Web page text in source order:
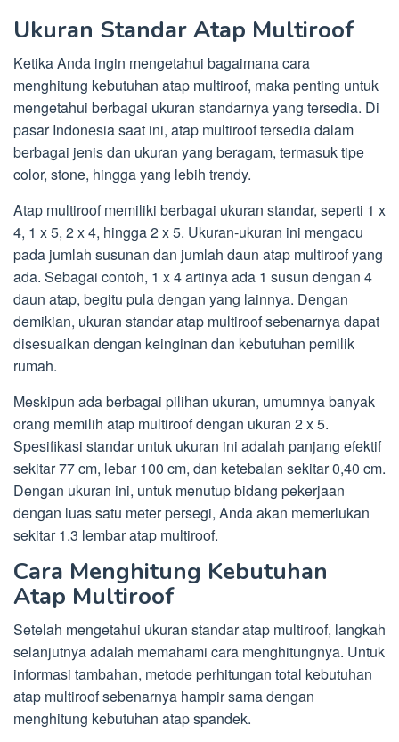
Ukuran Standar Atap Multiroof
Ketika Anda ingin mengetahui bagaimana cara
menghitung kebutuhan atap multiroof, maka penting untuk
mengetahui berbagai ukuran standarnya yang tersedia. Di
pasar Indonesia saat ini, atap multiroof tersedia dalam
berbagai jenis dan ukuran yang beragam, termasuk tipe
color, stone, hingga yang lebih trendy.
Atap multiroof memiliki berbagai ukuran standar, seperti 1 x
4, 1 x 5, 2 x 4, hingga 2 x 5. Ukuran-ukuran ini mengacu
pada jumlah susunan dan jumlah daun atap multiroof yang
ada. Sebagai contoh, 1 x 4 artinya ada 1 susun dengan 4
daun atap, begitu pula dengan yang lainnya. Dengan
demikian, ukuran standar atap multiroof sebenarnya dapat
disesuaikan dengan keinginan dan kebutuhan pemilik
rumah.
Meskipun ada berbagai pilihan ukuran, umumnya banyak
orang memilih atap multiroof dengan ukuran 2 x 5.
Spesifikasi standar untuk ukuran ini adalah panjang efektif
sekitar 77 cm, lebar 100 cm, dan ketebalan sekitar 0,40 cm.
Dengan ukuran ini, untuk menutup bidang pekerjaan
dengan luas satu meter persegi, Anda akan memerlukan
sekitar 1.3 lembar atap multiroof.
Cara Menghitung Kebutuhan
Atap Multiroof
Setelah mengetahui ukuran standar atap multiroof, langkah
selanjutnya adalah memahami cara menghitungnya. Untuk
informasi tambahan, metode perhitungan total kebutuhan
atap multiroof sebenarnya hampir sama dengan
menghitung kebutuhan atap spandek.